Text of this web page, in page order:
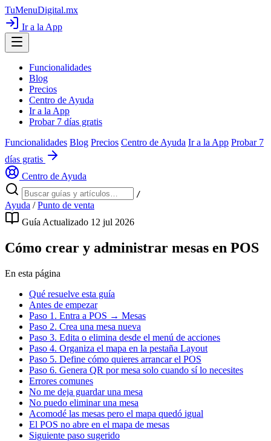
TuMenuDigital.mx
Ir a la App
Funcionalidades
Blog
Precios
Centro de Ayuda
Ir a la App
Probar 7 días gratis
Funcionalidades Blog Precios Centro de Ayuda Ir a la App Probar 7
días gratis
Centro de Ayuda
/
Ayuda / Punto de venta
Guía Actualizado 12 jul 2026
Cómo crear y administrar mesas en POS
En esta página
Qué resuelve esta guía
Antes de empezar
Paso 1. Entra a POS → Mesas
Paso 2. Crea una mesa nueva
Paso 3. Edita o elimina desde el menú de acciones
Paso 4. Organiza el mapa en la pestaña Layout
Paso 5. Define cómo quieres arrancar el POS
Paso 6. Genera QR por mesa solo cuando sí lo necesites
Errores comunes
No me deja guardar una mesa
No puedo eliminar una mesa
Acomodé las mesas pero el mapa quedó igual
El POS no abre en el mapa de mesas
Siguiente paso sugerido